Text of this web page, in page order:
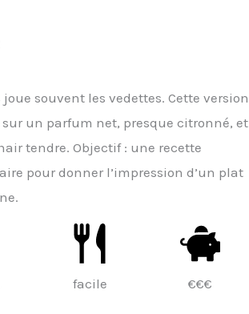
souvent les vedettes. Cette version
un parfum net, presque citronné, et
tendre. Objectif : une recette
pour donner l’impression d’un plat
facile €€€